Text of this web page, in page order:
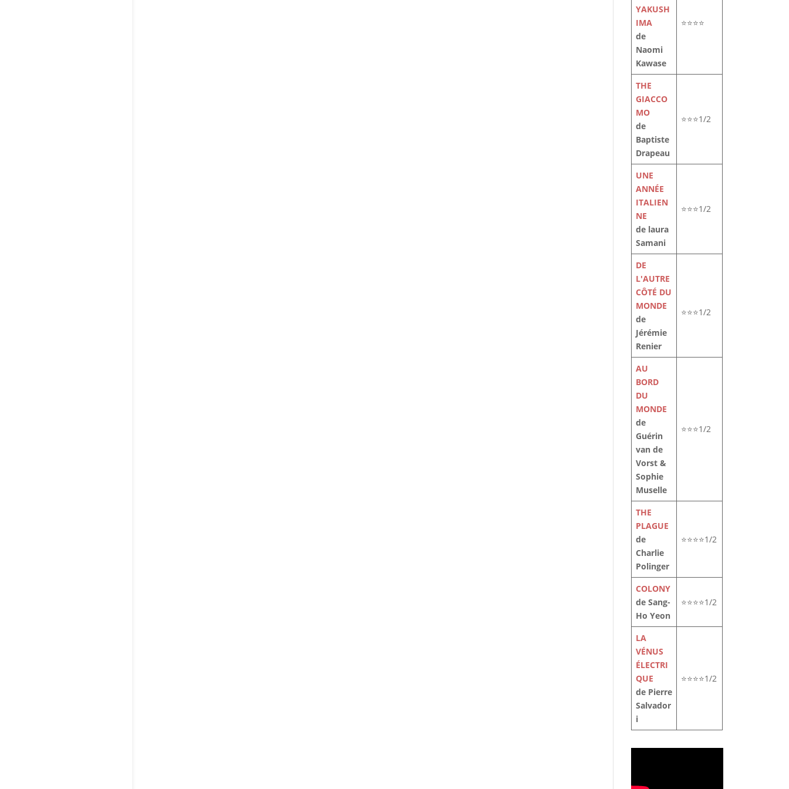
YAKUSH
IMA
de
Naomi
Kawase
⭐⭐⭐⭐
THE
GIACCO
MO
de
Baptiste
Drapeau
⭐⭐⭐1/2
UNE
ANNÉE
ITALIEN
NE
de laura
Samani
⭐⭐⭐1/2
DE
L'AUTRE
CÔTÉ DU
MONDE
de
Jérémie
Renier
⭐⭐⭐1/2
AU
BORD
DU
MONDE
de
Guérin
van de
Vorst &
Sophie
Muselle
⭐⭐⭐1/2
THE
PLAGUE
de
Charlie
Polinger
⭐⭐⭐⭐1/2
COLONY
de Sang-
Ho Yeon
⭐⭐⭐⭐1/2
LA
VÉNUS
ÉLECTRI
QUE
de Pierre
Salvador
i
⭐⭐⭐⭐1/2